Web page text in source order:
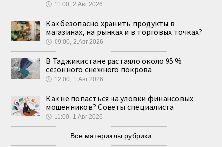
🕔 11:00, 2.Авг 2026
Как безопасно хранить продукты в
магазинах, на рынках и в торговых точках?
🕔 09:00, 2.Авг 2026
В Таджикистане растаяло около 95 %
сезонного снежного покрова
🕔 12:00, 1.Авг 2026
Как не попасться на уловки финансовых
мошенников? Советы специалиста
🕔 11:00, 1.Авг 2026
Все материалы рубрики